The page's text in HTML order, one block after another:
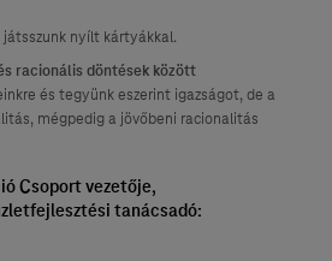
nyílt kártyákkal.
racionális döntések között
és tegyünk eszerint igazságot, de a
mégpedig a jövőbeni racionalitás
Csoport vezetője,
tanácsadó: